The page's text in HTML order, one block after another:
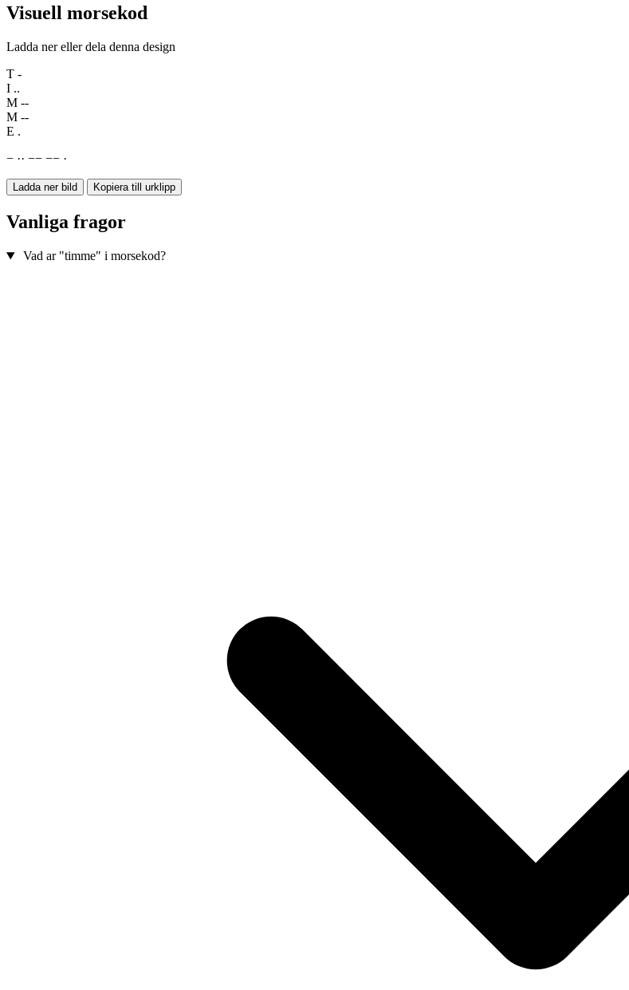
Visuell morsekod
Ladda ner eller dela denna design
T -
I ..
M --
M --
E .
− ·· −− −− ·
Ladda ner bild Kopiera till urklipp
Vanliga fragor
Vad ar "timme" i morsekod?